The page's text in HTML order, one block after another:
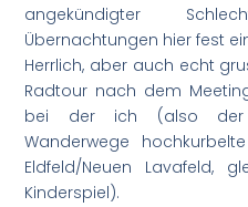
angekündigter
Übernachtungen hier fest
Herrlich, aber auch echt
Radtour nach dem
bei der ich (also der
Wanderwege
Eldfeld/Neuen Lavafeld,
Kinderspiel).